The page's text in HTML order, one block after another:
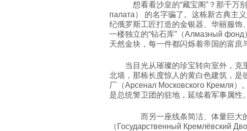
想看看沙皇的“藏宝阁”？那千万
палата） 的名字骗了。这栋新古典主
纪俄罗斯工匠打造的金银器、华丽服饰
一楼独立的“钻石库”（Алмазный
天然金块，每一件都闪烁着帝国的富庶
当目光从璀璨的珍宝转向室外，克
北墙，那栋长度惊人的黄白色建筑，是
厂（Арсенал Московского Кремля）
是总统警卫团的驻地，延续着军事属性。
而另一座线条简洁、体量巨大
（Государственный Кремлёвский